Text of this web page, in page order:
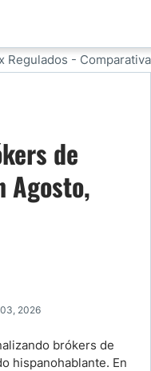
Regulados -
- Comparativa Rápida
Confiables
América Latina?
del Forex?
de
Agosto,
2026
brókers de
hispanohablante. En